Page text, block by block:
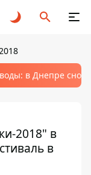
в Днепре
2018" в
в